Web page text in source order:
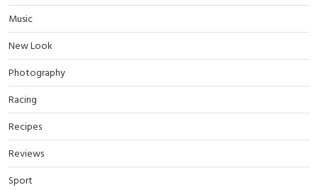
Music
New Look
Photography
Racing
Recipes
Reviews
Sport